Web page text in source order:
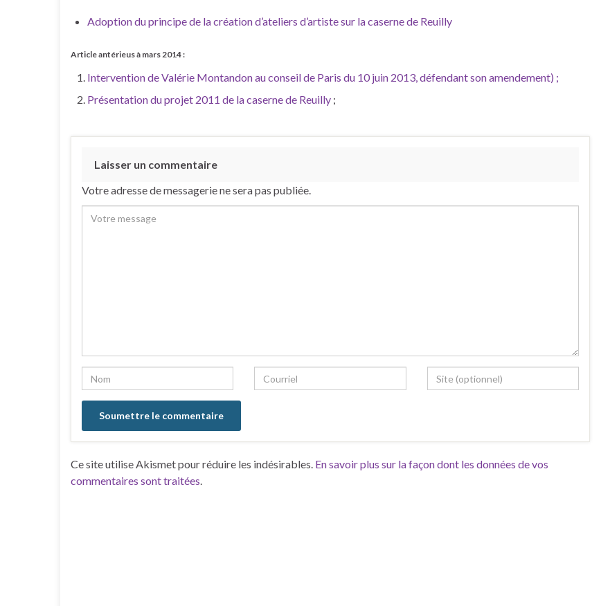
Adoption du principe de la création d’ateliers d’artiste sur la caserne de Reuilly
Article antérieus à mars 2014 :
Intervention de Valérie Montandon au conseil de Paris du 10 juin 2013, défendant son amendement) ;
Présentation du projet 2011 de la caserne de Reuilly ;
Laisser un commentaire
Votre adresse de messagerie ne sera pas publiée.
Ce site utilise Akismet pour réduire les indésirables. En savoir plus sur la façon dont les données de vos
commentaires sont traitées.